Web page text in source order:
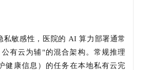
私敏感性，医院的 AI 算力部署通常
有云为辅"的混合架构。常规推理
健康信息）的任务在本地私有云完